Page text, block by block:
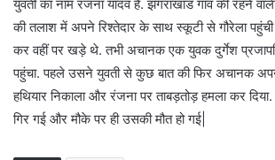
युवती का नाम रंजना यादव है. झगराखाड गांव की रहने
की तलाश में अपने रिश्तेदार के साथ स्कूटी से गौरेला
कर वहीं पर खड़े थे. तभी अचानक एक युवक दुर्गेश
पहुंचा. पहले उसने युवती से कुछ बात की फिर अचानक
हथियार निकाला और रंजना पर ताबड़तोड़ हमला कर
गिर गई और मौके पर ही उसकी मौत हो गई|